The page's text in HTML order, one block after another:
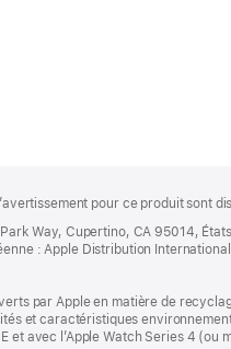
pour ce produit sont
Way, Cupertino, CA 95014,
: Apple Distribution
par Apple en matière de
et caractéristiques
et avec l’Apple Watch Series 4 (ou